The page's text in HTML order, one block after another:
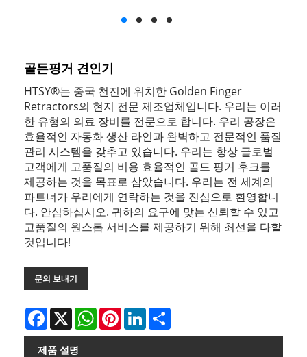
골든핑거 견인기
HTSY®는 중국 천진에 위치한 Golden Finger
Retractors의 현지 전문 제조업체입니다. 우리는 이러
한 유형의 의료 장비를 전문으로 합니다. 우리 공장은
효율적인 자동화 생산 라인과 완벽하고 전문적인 품질
관리 시스템을 갖추고 있습니다. 우리는 항상 글로벌
고객에게 고품질의 비용 효율적인 골드 핑거 후크를
제공하는 것을 목표로 삼았습니다. 우리는 전 세계의
파트너가 우리에게 연락하는 것을 진심으로 환영합니
다. 안심하십시오. 귀하의 요구에 맞는 신뢰할 수 있고
고품질의 원스톱 서비스를 제공하기 위해 최선을 다할
것입니다!
문의 보내기
Facebook
X WhatsAppPinterestLinkedIn
제품 설명